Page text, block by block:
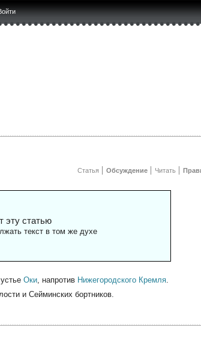
Статья Обсуждение Читать
эту статью
текст в том же духе
Оки, напротив Нижегородского Кремля.
и Сейминских бортников.